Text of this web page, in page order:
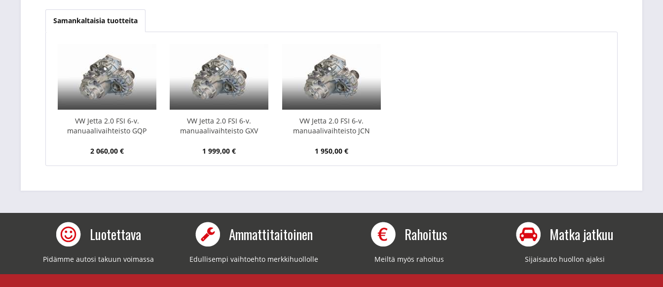
Samankaltaisia tuotteita
VW Jetta 2.0 FSI 6-v.
manuaalivaihteisto GQP
2 060,00 €
VW Jetta 2.0 FSI 6-v.
manuaalivaihteisto GXV
1 999,00 €
VW Jetta 2.0 FSI 6-v.
manuaalivaihteisto JCN
1 950,00 €
Luotettava
Pidämme autosi takuun voimassa
Ammattitaitoinen
Edullisempi vaihtoehto merkkihuollolle
Rahoitus
Meiltä myös rahoitus
Matka jatkuu
Sijaisauto huollon ajaksi